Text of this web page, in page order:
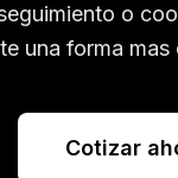
o
una forma
Cotizar